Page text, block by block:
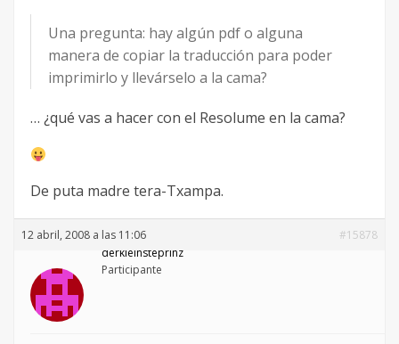
Una pregunta: hay algún pdf o alguna
manera de copiar la traducción para poder
imprimirlo y llevárselo a la cama?
… ¿qué vas a hacer con el Resolume en la cama?
De puta madre tera-Txampa.
12 abril, 2008 a las 11:06
#15878
derkleinsteprinz
Participante